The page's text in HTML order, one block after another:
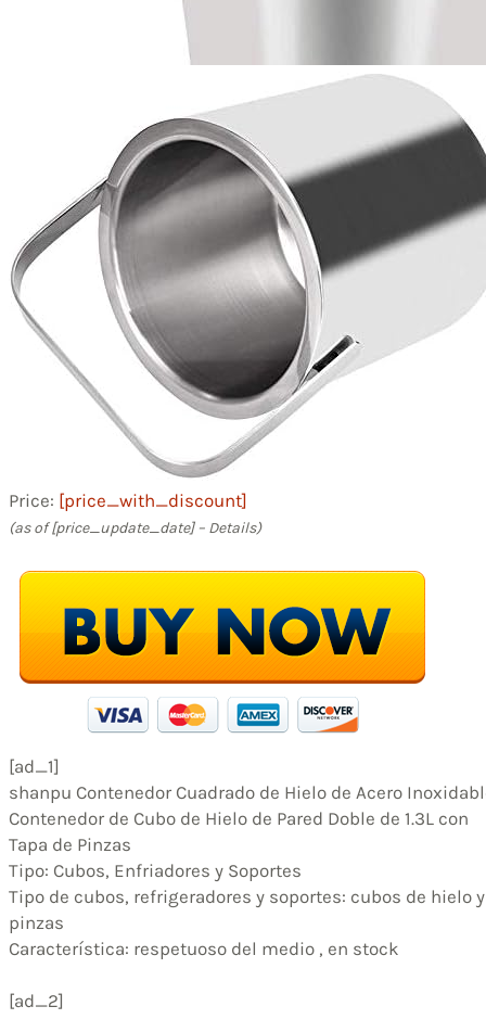
Price: [price_with_discount]
(as of [price_update_date] – Details)
[ad_1]
shanpu Contenedor Cuadrado de Hielo de Acero
Contenedor de Cubo de Hielo de Pared Doble de 1.3L con
Tapa de Pinzas
Tipo: Cubos, Enfriadores y Soportes
Tipo de cubos, refrigeradores y soportes: cubos de hielo y
pinzas
Característica: respetuoso del medio , en stock
[ad_2]